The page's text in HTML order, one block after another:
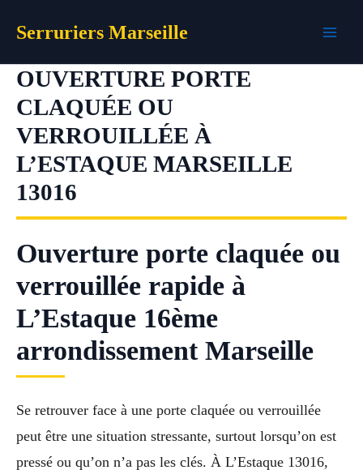
Serruriers Marseille
OUVERTURE PORTE
CLAQUÉE OU
VERROUILLÉE À
L’ESTAQUE MARSEILLE
13016
Ouverture porte claquée ou
verrouillée rapide à
L’Estaque 16ème
arrondissement Marseille
Se retrouver face à une porte claquée ou verrouillée
peut être une situation stressante, surtout lorsqu’on est
pressé ou qu’on n’a pas les clés. À L’Estaque 13016,